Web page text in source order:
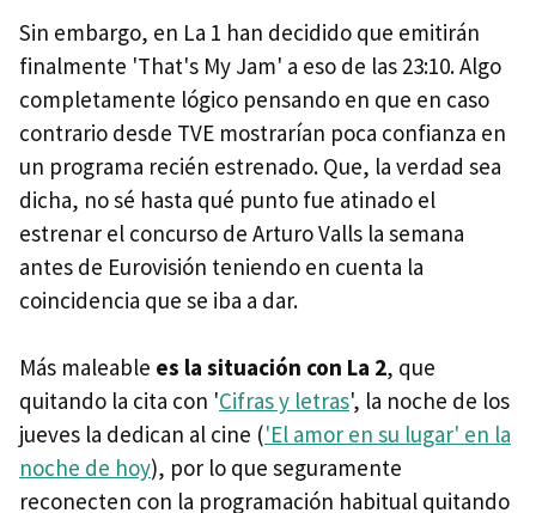
Sin embargo, en La 1 han decidido que emitirán
finalmente 'That's My Jam' a eso de las 23:10. Algo
completamente lógico pensando en que en caso
contrario desde TVE mostrarían poca confianza en
un programa recién estrenado. Que, la verdad sea
dicha, no sé hasta qué punto fue atinado el
estrenar el concurso de Arturo Valls la semana
antes de Eurovisión teniendo en cuenta la
coincidencia que se iba a dar.
Más maleable es la situación con La 2, que
quitando la cita con 'Cifras y letras', la noche de los
jueves la dedican al cine ('El amor en su lugar' en la
noche de hoy), por lo que seguramente
reconecten con la programación habitual quitando